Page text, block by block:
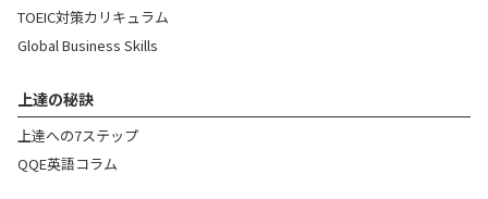
TOEIC対策カリキュラム
Global Business Skills
上達の秘訣
上達への7ステップ​
QQE英語コラム​